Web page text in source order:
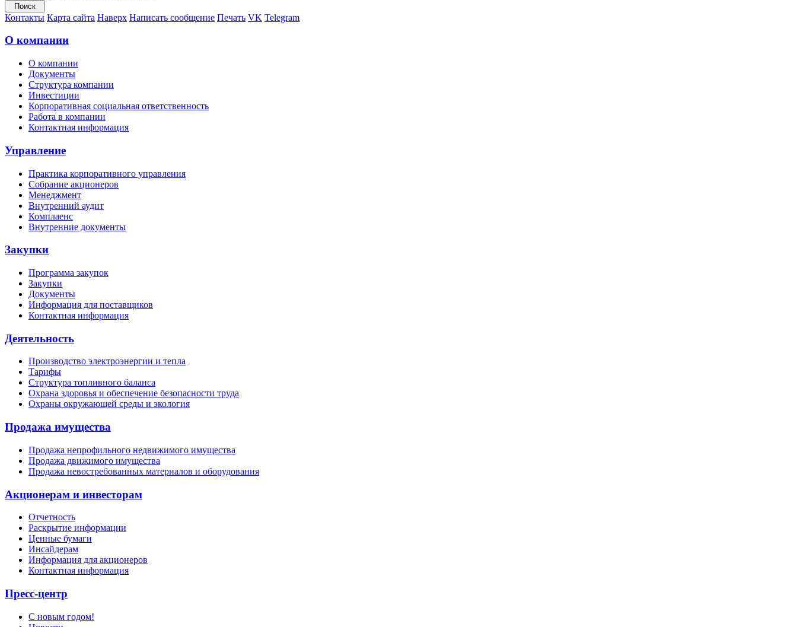
Контакты Карта сайта Наверх Написать сообщение Печать VK Telegram
О компании
О компании
Документы
Структура компании
Инвестиции
Корпоративная социальная ответственность
Работа в компании
Контактная информация
Управление
Практика корпоративного управления
Собрание акционеров
Менеджмент
Внутренний аудит
Комплаенс
Внутренние документы
Закупки
Программа закупок
Закупки
Документы
Информация для поставщиков
Контактная информация
Деятельность
Производство электроэнергии и тепла
Тарифы
Структура топливного баланса
Охрана здоровья и обеспечение безопасности труда
Охраны окружающей среды и экология
Продажа имущества
Продажа непрофильного недвижимого имущества
Продажа движимого имущества
Продажа невостребованных материалов и оборудования
Акционерам и инвесторам
Отчетность
Раскрытие информации
Ценные бумаги
Инсайдерам
Информация для акционеров
Контактная информация
Пресс-центр
С новым годом!